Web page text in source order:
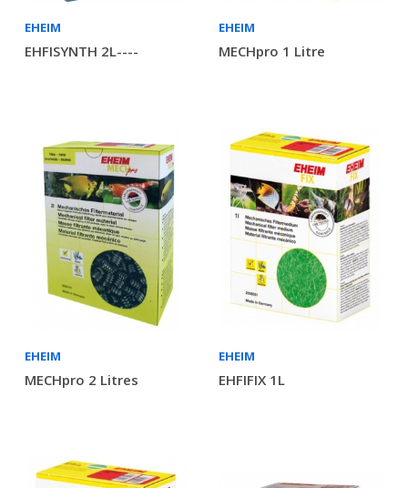
EHEIM
EHFISYNTH 2L----
EHEIM
MECHpro 1 Litre
EHEIM
MECHpro 2 Litres
EHEIM
EHFIFIX 1L